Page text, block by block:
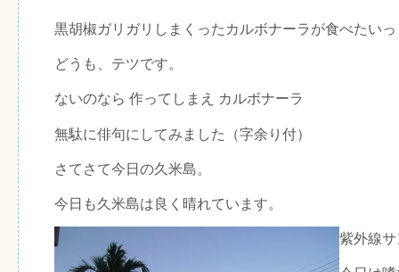
黒胡椒ガリガリしまくったカルボナーラが食べたいっ
どうも、テツです。
ないのなら 作ってしまえ カルボナーラ
無駄に俳句にしてみました（字余り付）
さてさて今日の久米島。
今日も久米島は良く晴れています。
紫外線